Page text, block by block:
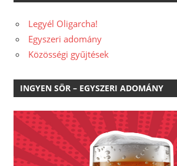
Legyél Oligarcha!
Egyszeri adomány
Közösségi gyűjtések
INGYEN SÖR – EGYSZERI ADOMÁNY